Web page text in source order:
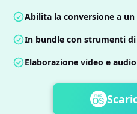
Abilita la conversione a
In bundle con strumenti
Elaborazione video e